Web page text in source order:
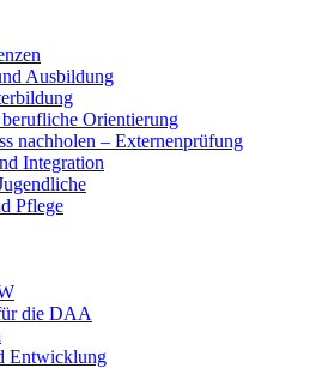
Ausbildung
Orientierung
nachholen – Externenprüfung
Integration
Pflege
die DAA
Entwicklung